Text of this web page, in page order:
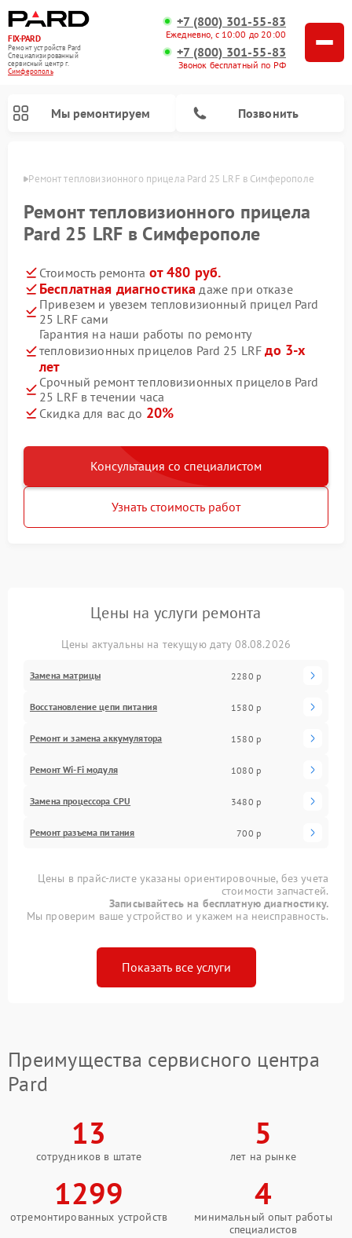
FIX-PARD
Ремонт устройств Pard
Специализированный
cервисный центр г.
Симферополь
+7 (800) 301-55-83
Ежедневно, с 10:00 до 20:00
+7 (800) 301-55-83
Звонок бесплатный по РФ
Мы ремонтируем Позвонить
Ремонт тепловизионного прицела Pard 25 LRF в Симферополе
Ремонт тепловизионного прицела
Pard 25 LRF в Симферополе
Стоимость ремонта от 480 руб.
Бесплатная диагностика даже при отказе
Привезем и увезем тепловизионный прицел Pard
25 LRF сами
Гарантия на наши работы по ремонту
тепловизионных прицелов Pard 25 LRFдо 3-х
лет
Срочный ремонт тепловизионных прицелов Pard
25 LRF в течении часа
Скидка для вас до 20%
Консультация со специалистом
Узнать стоимость работ
Цены на услуги ремонта
Цены актуальны на текущую дату 08.08.2026
Замена матрицы 2280 р
Восстановление цепи питания 1580 р
Ремонт и замена аккумулятора 1580 р
Ремонт Wi-Fi модуля 1080 р
Замена процессора CPU 3480 р
Ремонт разъема питания 700 р
Цены в прайс-листе указаны ориентировочные, без учета
стоимости запчастей.
Записывайтесь на бесплатную диагностику.
Мы проверим ваше устройство и укажем на неисправность.
Показать все услуги
Преимущества сервисного центра
Pard
13
сотрудников в штате
5
лет на рынке
1299
отремонтированных устройств
4
минимальный опыт работы
специалистов